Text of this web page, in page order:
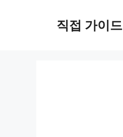
직접 가이드